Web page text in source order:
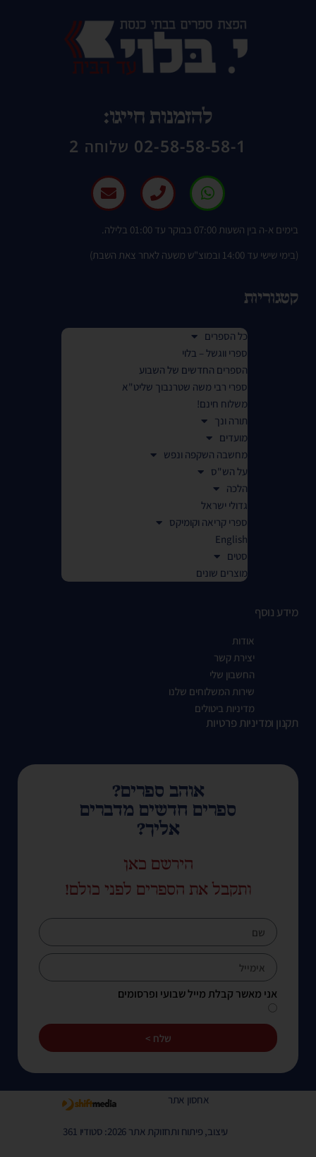
להזמנות חייגו:
02-58-58-58-1 שלוחה 2
בימים א-ה בין השעות 07:00 בבוקר עד 01:00 בלילה.
(בימי שישי עד 14:00 ובמוצ"ש משעה לאחר צאת השבת)
קטגוריות
כל הספרים
ספרי ווגשל – בלוי
הספרים החדשים של השבוע
ספרי רבי משה שטרנבוך שליט"א
משלוח חינם!
תורה ונך
מועדים
מחשבה השקפה ונפש
על הש"ס
הלכה
גדולי ישראל
ספרי קריאה וקומיקס
English
סטים
מוצרים שונים
מידע נוסף
אודות
יצירת קשר
החשבון שלי
שירות המשלוחים שלנו
מדיניות ביטולים
תקנון ומדיניות פרטיות
אוהב ספרים?
ספרים חדשים מדברים
אליך?
הירשם כאן
ותקבל את הספרים לפני כולם!
אני מאשר קבלת מייל שבועי ופרסומים
שלח >
אחסון אתר
עיצוב, פיתוח ותחזוקת אתר 2026: סטודיו 361